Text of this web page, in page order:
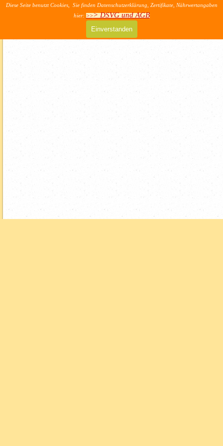
Diese Seite benutzt Cookies, Sie finden Datenschutzerklärung, Zertifikate, Nährwertangaben
hier: >>> DSVG und AGB
Einverstanden
Direkt zum Seiteninhalt
Menü überspringen
>> AGB & DSVG